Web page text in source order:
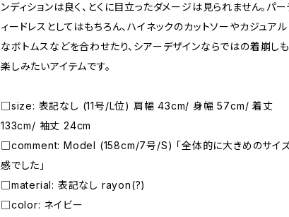
ンディションは良く、とくに目立ったダメージは見られません。パー
ィードレスとしてはもちろん、ハイネックのカットソーやカジュアル
なボトムスなどを合わせたり、シアーデザインならではの着崩しも
楽しみたいアイテムです。
□size: 表記なし (11号/L位) 肩幅 43cm/ 身幅 57cm/ 着丈
133cm/ 袖丈 24cm
□comment: Model (158cm/7号/S) 「全体的に大きめのサイ
感でした」
□material: 表記なし rayon(?)
□color: ネイビー